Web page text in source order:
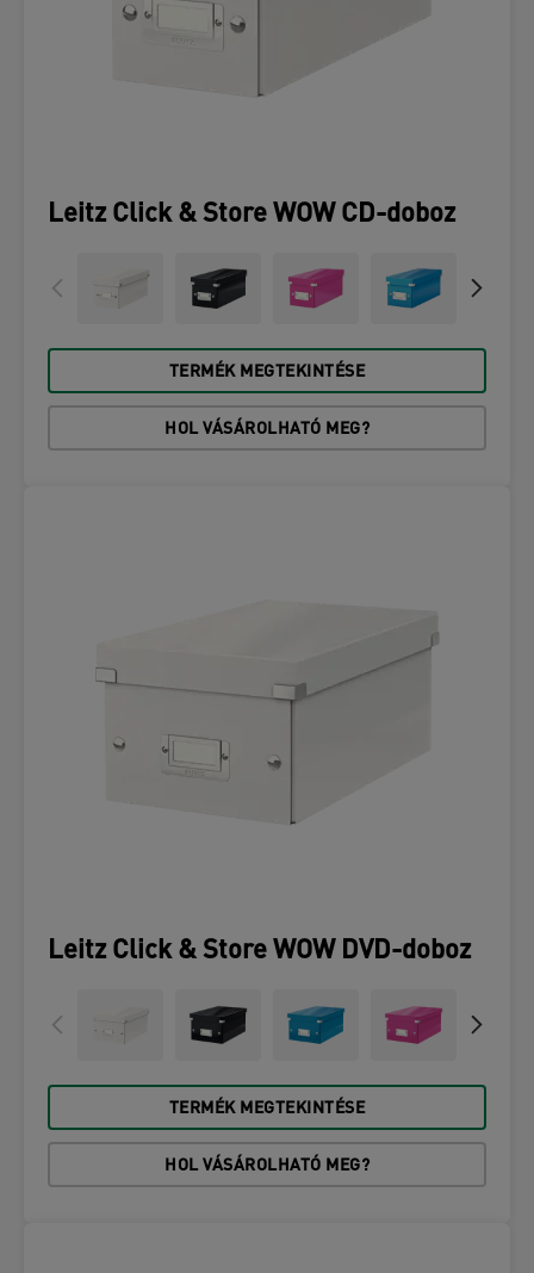
Leitz Click & Store WOW CD-doboz
TERMÉK MEGTEKINTÉSE
HOL VÁSÁROLHATÓ MEG?
Leitz Click & Store WOW DVD-doboz
TERMÉK MEGTEKINTÉSE
HOL VÁSÁROLHATÓ MEG?